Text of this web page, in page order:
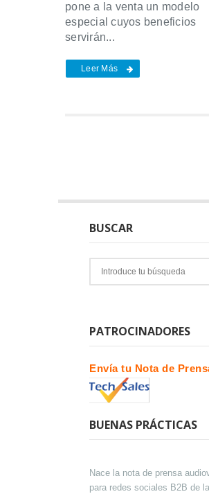
pone a la venta un modelo
especial cuyos beneficios
servirán...
Leer Más
BUSCAR
PATROCINADORES
Envía tu Nota de
BUENAS PRÁCTICAS
Nace la nota de prensa
para redes sociales B2B de la